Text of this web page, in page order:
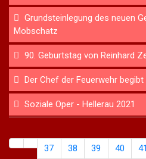
Grundsteinlegung des neuen
Mobschatz
90. Geburtstag von Reinhard
Der Chef der Feuerwehr
Soziale Oper - Hellerau 2021
37 38 39 40 41